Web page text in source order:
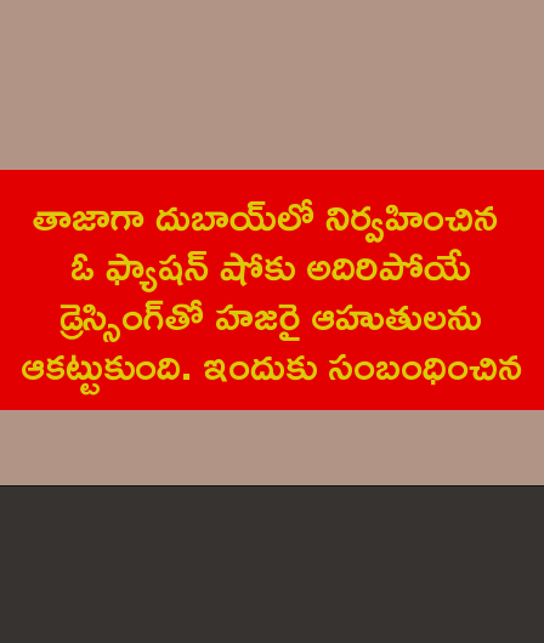
తాజాగా దుబాయ్‌లో నిర్వ‌హించిన
ఓ ఫ్యాష‌న్ షోకు అదిరిపోయే
డ్రెస్సింగ్‌తో హ‌జ‌రై ఆహుతుల‌ను
ఆక‌ట్టుకుంది. ఇందుకు సంబంధించిన